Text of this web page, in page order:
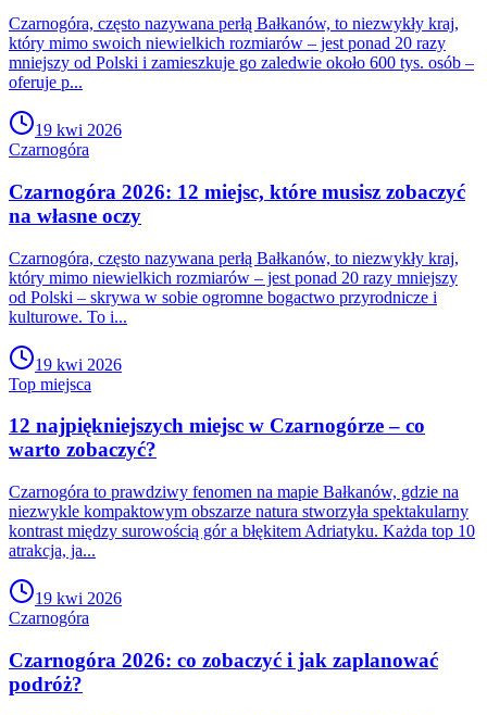
Czarnogóra, często nazywana perłą Bałkanów, to niezwykły kraj,
który mimo swoich niewielkich rozmiarów – jest ponad 20 razy
mniejszy od Polski i zamieszkuje go zaledwie około 600 tys. osób –
oferuje p...
19 kwi 2026
Czarnogóra
Czarnogóra 2026: 12 miejsc, które musisz zobaczyć
na własne oczy
Czarnogóra, często nazywana perłą Bałkanów, to niezwykły kraj,
który mimo niewielkich rozmiarów – jest ponad 20 razy mniejszy
od Polski – skrywa w sobie ogromne bogactwo przyrodnicze i
kulturowe. To i...
19 kwi 2026
Top miejsca
12 najpiękniejszych miejsc w Czarnogórze – co
warto zobaczyć?
Czarnogóra to prawdziwy fenomen na mapie Bałkanów, gdzie na
niezwykle kompaktowym obszarze natura stworzyła spektakularny
kontrast między surowością gór a błękitem Adriatyku. Każda top 10
atrakcja, ja...
19 kwi 2026
Czarnogóra
Czarnogóra 2026: co zobaczyć i jak zaplanować
podróż?